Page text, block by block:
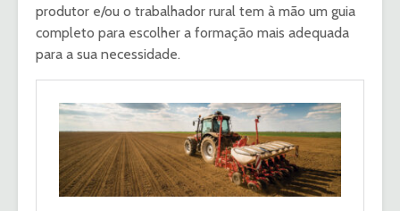
produtor e/ou o trabalhador rural tem à mão um guia
completo para escolher a formação mais adequada
para a sua necessidade.